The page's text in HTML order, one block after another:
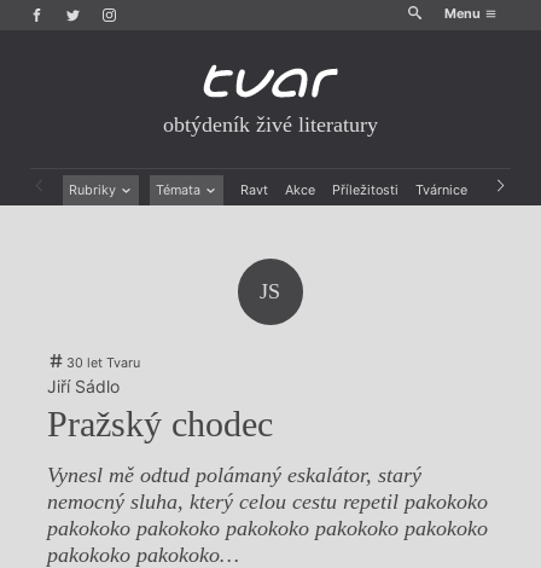
Menu
obtýdeník živé literatury
Rubriky Témata Ravt Akce Příležitosti Tvárnice Archiv
Výroční ceny
JS
30 let Tvaru
Jiří Sádlo
Pražský chodec
Vynesl mě odtud polámaný eskalátor, starý
nemocný sluha, který celou cestu repetil pakokoko
pakokoko pakokoko pakokoko pakokoko pakokoko
pakokoko pakokoko…